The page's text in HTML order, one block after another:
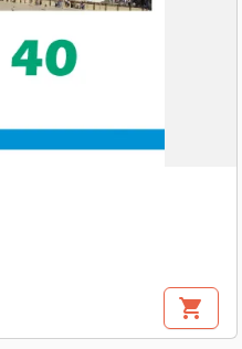
shopping_cart